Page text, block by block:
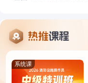
系统课